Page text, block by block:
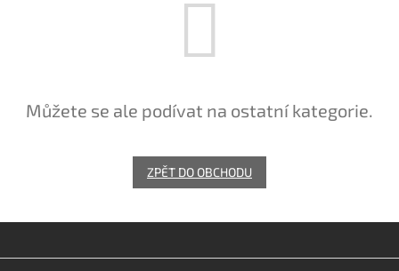
Můžete se ale podívat na ostatní kategorie.
ZPĚT DO OBCHODU